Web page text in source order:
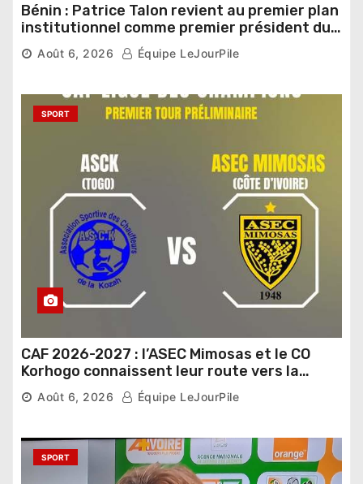
Bénin : Patrice Talon revient au premier plan
institutionnel comme premier président du
Sénat
Août 6, 2026 Équipe LeJourPile
SPORT
CAF 2026-2027 : l’ASEC Mimosas et le CO
Korhogo connaissent leur route vers la
phase de groupes
Août 6, 2026 Équipe LeJourPile
SPORT